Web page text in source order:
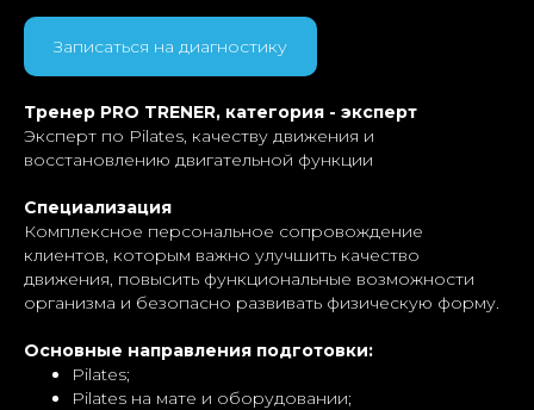
Записаться на диагностику
Тренер PRO TRENER, категория - эксперт
Эксперт по Pilates, качеству движения и
восстановлению двигательной функции
Специализация
Комплексное персональное сопровождение
клиентов, которым важно улучшить качество
движения, повысить функциональные возможности
организма и безопасно развивать физическую форму.
Основные направления подготовки:
Pilates;
Pilates на мате и оборудовании;